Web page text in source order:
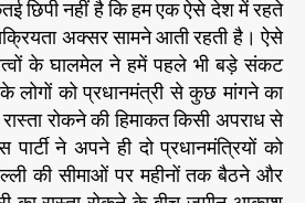
छिपी नहीं है कि हम एक ऐसे देश में रहते
अक्सर सामने आती रहती है। ऐसे
के घालमेल ने हमें पहले भी बड़े संकट
को प्रधानमंत्री से कुछ मांगने का
रोकने की हिमाकत किसी अपराध से
ने अपने ही दो प्रधानमंत्रियों को
की सीमाओं पर महीनों तक बैठने और